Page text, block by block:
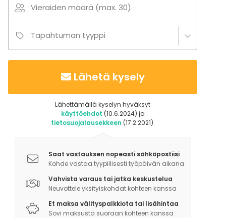
Solvallan urheiluopiston läheisyydessä on 2,6 km
pituinen pururata sekä 3,3 ja 2,2 km pitkät reitit, jotka
Vieraiden määrä (max. 30)
Tapahtuman tyyppi
Lähetä kysely
Lähettämällä kyselyn hyväksyt
käyttöehdot (10.6.2024) ja
tietosuojalausekkeen (17.2.2021).
Saat vastauksen nopeasti sähköpostiisi
Kohde vastaa tyypillisesti työpäivän aikana
Vahvista varaus tai jatka keskustelua
Neuvottele yksityiskohdat kohteen kanssa
Et maksa välityspalkkiota tai lisähintaa
Sovi maksusta suoraan kohteen kanssa